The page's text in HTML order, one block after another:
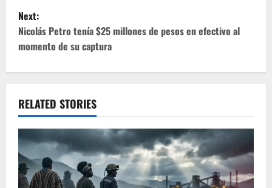
s
t
n
v
i
g
Next:
Nicolás Petro tenía $25 millones de pesos en efectivo al
momento de su captura
RELATED STORIES